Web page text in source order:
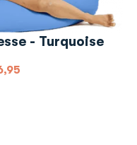
- Turquoise